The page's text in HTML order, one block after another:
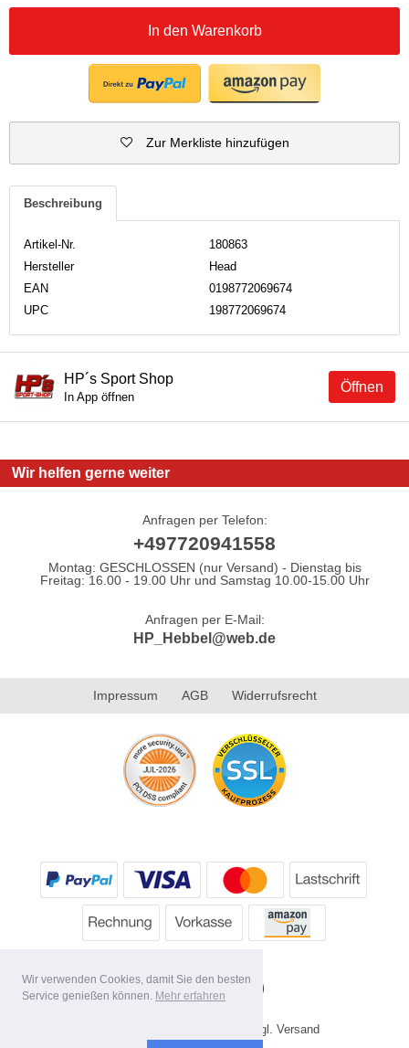
Wir verwenden Cookies, damit Sie den besten
Service genießen können. Mehr erfahren
In den Warenkorb
Zur Merkliste hinzufügen
Beschreibung
Artikel-Nr.
180863
Hersteller
Head
EAN
0198772069674
UPC
198772069674
Öffnen
HP´s Sport Shop
In App öffnen
Wir helfen gerne weiter
Anfragen per Telefon:
+497720941558
Montag: GESCHLOSSEN (nur Versand) - Dienstag bis
Freitag: 16.00 - 19.00 Uhr und Samstag 10.00-15.00 Uhr
Anfragen per E-Mail:
HP_Hebbel@web.de
Impressum AGB Widerrufsrecht
* Alle Preise inkl. MwSt. evtl. zzgl. Versand